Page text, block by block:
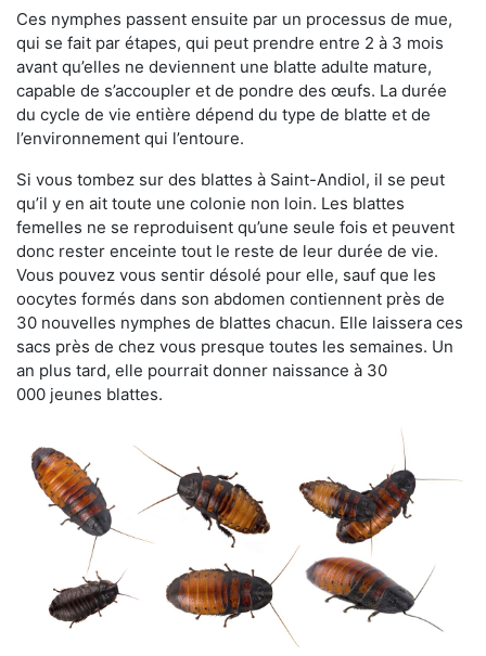
Ces nymphes passent ensuite par un processus de mue,
qui se fait par étapes, qui peut prendre entre 2 à 3 mois
avant qu’elles ne deviennent une blatte adulte mature,
capable de s’accoupler et de pondre des œufs. La durée
du cycle de vie entière dépend du type de blatte et de
l’environnement qui l’entoure.
Si vous tombez sur des blattes à Saint-Andiol, il se peut
qu’il y en ait toute une colonie non loin. Les blattes
femelles ne se reproduisent qu’une seule fois et peuvent
donc rester enceinte tout le reste de leur durée de vie.
Vous pouvez vous sentir désolé pour elle, sauf que les
oocytes formés dans son abdomen contiennent près de
30 nouvelles nymphes de blattes chacun. Elle laissera ces
sacs près de chez vous presque toutes les semaines. Un
an plus tard, elle pourrait donner naissance à 30
000 jeunes blattes.